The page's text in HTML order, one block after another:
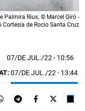
Palmira Rius. © Marcel Giró -
de Rocio Santa Cruz
07/DE JUL./22 - 10:56
07/DE JUL./22 - 13:44